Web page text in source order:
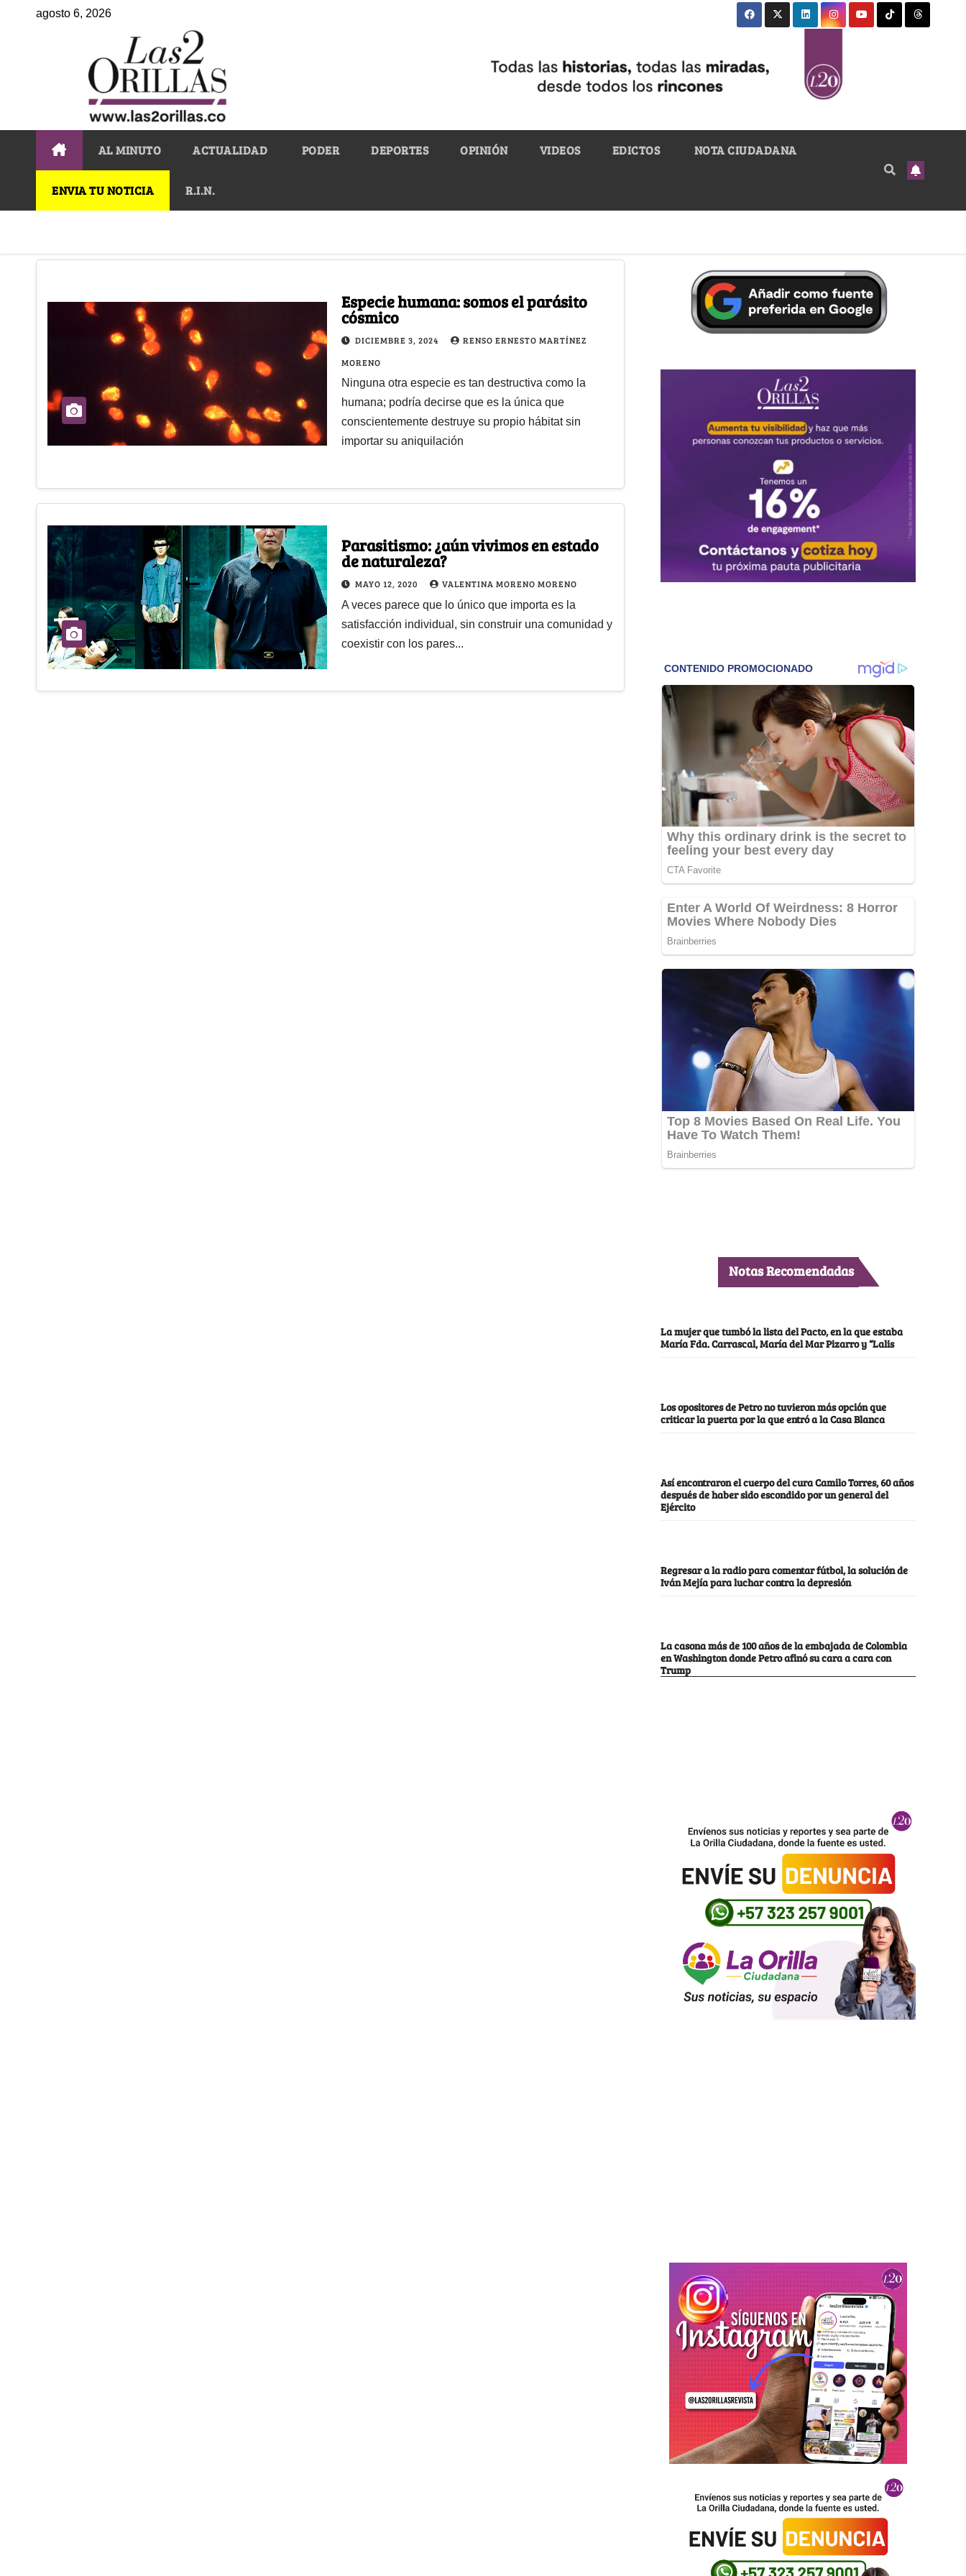
agosto 6, 2026
AL MINUTO ACTUALIDAD PODER DEPORTES OPINIÓN VIDEOS EDICTOS NOTA CIUDADANA
ENVIA TU NOTICIA R.I.N.
Especie humana: somos el parásito
cósmico
DICIEMBRE 3, 2024
RENSO ERNESTO MARTÍNEZ
MORENO
Ninguna otra especie es tan destructiva como la
humana; podría decirse que es la única que
conscientemente destruye su propio hábitat sin
importar su aniquilación
Parasitismo: ¿aún vivimos en estado
de naturaleza?
MAYO 12, 2020 VALENTINA MORENO MORENO
A veces parece que lo único que importa es la
satisfacción individual, sin construir una comunidad y
coexistir con los pares...
Notas Recomendadas
La mujer que tumbó la lista del Pacto, en la que estaba
María Fda. Carrascal, María del Mar Pizarro y “Lalis
Los opositores de Petro no tuvieron más opción que
criticar la puerta por la que entró a la Casa Blanca
Así encontraron el cuerpo del cura Camilo Torres, 60 años
después de haber sido escondido por un general del
Ejército
Regresar a la radio para comentar fútbol, la solución de
Iván Mejía para luchar contra la depresión
La casona más de 100 años de la embajada de Colombia
en Washington donde Petro afinó su cara a cara con
Trump